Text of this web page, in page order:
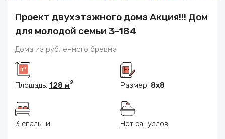
Проект двухэтажного дома Акция!!! Дом
для молодой семьи 3-184
Дома из рубленного бревна
Площадь: 128 м2 Размер: 8x8
3 спальни Нет санузлов